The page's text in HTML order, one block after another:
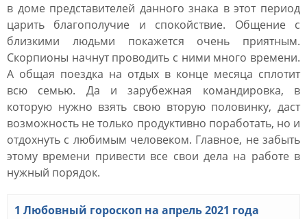
в доме представителей данного знака в этот период
царить благополучие и спокойствие. Общение с
близкими людьми покажется очень приятным.
Скорпионы начнут проводить с ними много времени.
А общая поездка на отдых в конце месяца сплотит
всю семью. Да и зарубежная командировка, в
которую нужно взять свою вторую половинку, даст
возможность не только продуктивно поработать, но и
отдохнуть с любимым человеком. Главное, не забыть
этому времени привести все свои дела на работе в
нужный порядок.
1 Любовный гороскоп на апрель 2021 года